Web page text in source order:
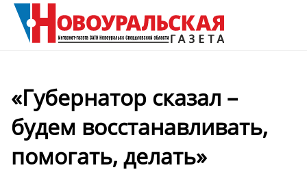
«Губернатор сказал –
будем восстанавливать,
помогать, делать»